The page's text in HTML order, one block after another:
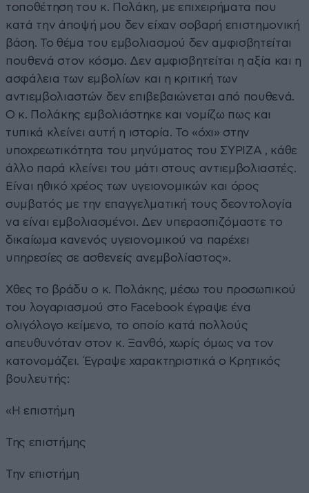
τοποθέτηση του κ. Πολάκη, με επιχειρήματα που
κατά την άποψή μου δεν είχαν σοβαρή επιστημονική
βάση. Το θέμα του εμβολιασμού δεν αμφισβητείται
πουθενά στον κόσμο. Δεν αμφισβητείται η αξία και η
ασφάλεια των εμβολίων και η κριτική των
αντιεμβολιαστών δεν επιβεβαιώνεται από πουθενά.
Ο κ. Πολάκης εμβολιάστηκε και νομίζω πως και
τυπικά κλείνει αυτή η ιστορία. Το «όχι» στην
υποχρεωτικότητα του μηνύματος του ΣΥΡΙΖΑ , κάθε
άλλο παρά κλείνει του μάτι στους αντιεμβολιαστές.
Είναι ηθικό χρέος των υγειονομικών και όρος
συμβατός με την επαγγελματική τους δεοντολογία
να είναι εμβολιασμένοι. Δεν υπερασπιζόμαστε το
δικαίωμα κανενός υγειονομικού να παρέχει
υπηρεσίες σε ασθενείς ανεμβολίαστος».
Χθες το βράδυ ο κ. Πολάκης, μέσω του προσωπικού
του λογαριασμού στο Facebook έγραψε ένα
ολιγόλογο κείμενο, το οποίο κατά πολλούς
απευθυνόταν στον κ. Ξανθό, χωρίς όμως να τον
κατονομάζει. Έγραψε χαρακτηριστικά ο Κρητικός
βουλευτής:
«Η επιστήμη
Της επιστήμης
Την επιστήμη